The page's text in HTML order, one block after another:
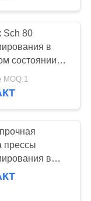
767
Sch 80
в
состоянии
делая машину
MOQ:1
прессы
в
состоянии